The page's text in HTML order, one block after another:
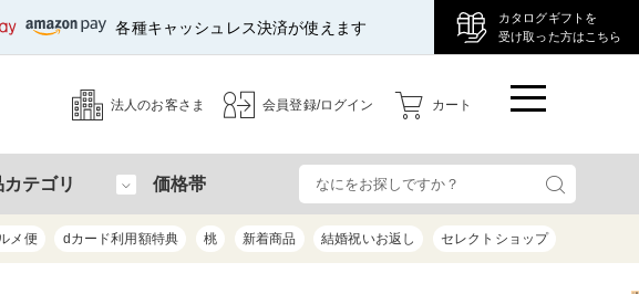
各種キャッシュレス決済が使えます
カタログギフトを
受け取った方はこちら
法人のお客さま 会員登録/ログイン カート
テゴリ 価格帯
メ便 dカード利用額特典 桃 新着商品 結婚祝いお返し セレクトショップ